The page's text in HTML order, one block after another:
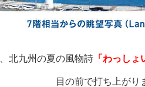
北九州の夏の風物詩 「わっしょ
目の前で打ち上がり